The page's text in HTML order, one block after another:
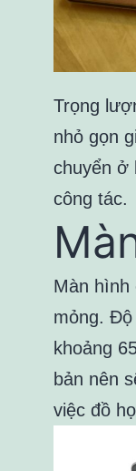
Trọng
nhỏ gọn
chuyển ở
công tác.
Màn hình
mỏng. Độ
khoảng
bản nên
việc đồ